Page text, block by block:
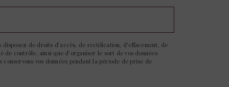
de droits d’accès, de rectification, d’effacement, de
contrôle, ainsi que d’organiser le sort de vos données
vos données pendant la période de prise de